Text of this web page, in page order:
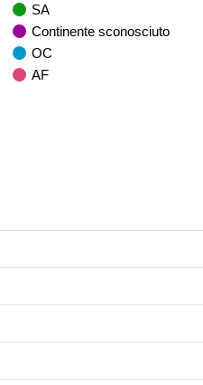
SA
Continente sconosciuto
OC
AF